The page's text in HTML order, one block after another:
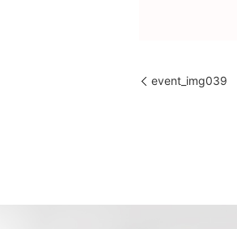
event_img039